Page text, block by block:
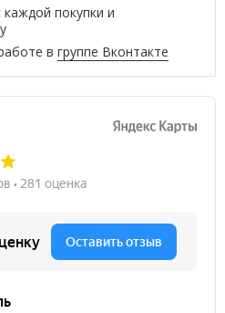
покупки и
вгруппе Вконтакте